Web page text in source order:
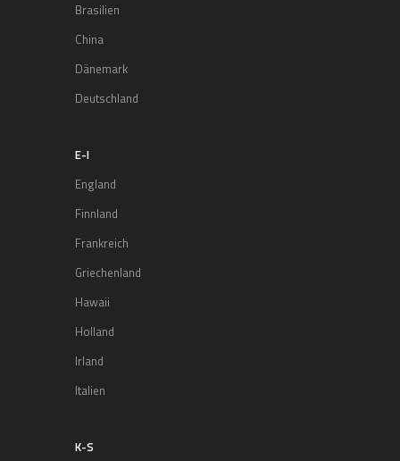
Brasilien
China
Dänemark
Deutschland
E-I
England
Finnland
Frankreich
Griechenland
Hawaii
Holland
Irland
Italien
K-S